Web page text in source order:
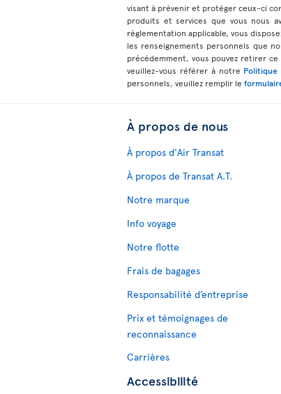
visant à prévenir et protéger ceux-ci
produits et services que vous nous
règlementation applicable, vous
les renseignements personnels que
précédemment, vous pouvez retirer
veuillez-vous référer à notre
personnels, veuillez remplir le
À propos de nous
À propos d'Air Transat
À propos de Transat A.T.
Notre marque
Info voyage
Notre flotte
Frais de bagages
Responsabilité d’entreprise
Prix et témoignages de
reconnaissance
Carrières
Accessibilité